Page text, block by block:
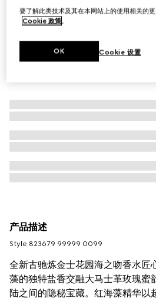
产品描述
Style ‎823679 99999 0099
全新古驰炼金士花园海之吻香水匠
藻的独特盐香交融大马士革玫瑰蜜
陆之间的隐秘宝藏。红海藻精华以
要了解此类技术及其在本网站上的使用相关的
Cookie 政策。
Cookie 设置
OK